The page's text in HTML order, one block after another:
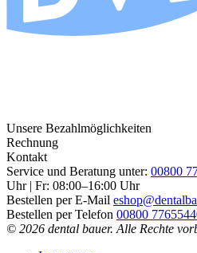
Unsere Bezahlmöglichkeiten
Rechnung
Kontakt
Service und Beratung unter: 00800
Uhr | Fr: 08:00–16:00 Uhr
Bestellen per E-Mail
Bestellen per Telefon 00800
© 2026 dental bauer. Alle Rechte